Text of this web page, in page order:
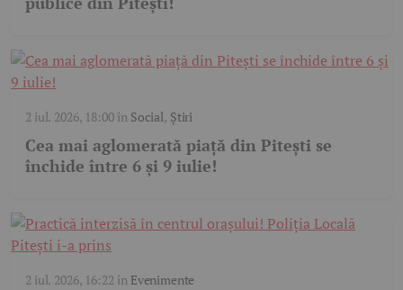
2 iul. 2026, 18:00în Social, Știri
Cea mai aglomerată piață din Pitești se
închide între 6 și 9 iulie!
2 iul. 2026, 16:22 în Evenimente